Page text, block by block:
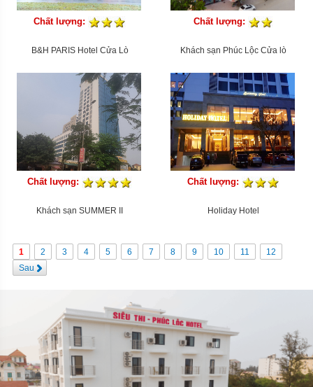
Chất lượng:
B&H PARIS Hotel Cửa Lò
Chất lượng:
Khách sạn Phúc Lộc Cửa lò
Chất lượng:
Khách sạn SUMMER II
Chất lượng:
Holiday Hotel
1 2 3 4 5 6 7 8 9 10 11
12
Sau